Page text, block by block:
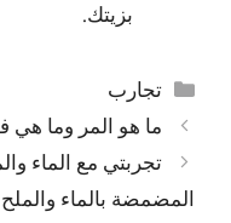
بزيتك.
التصنيفات
تجارب
ما هو المر وما هي
تجربتي مع الماء
المضمضة بالماء والملح